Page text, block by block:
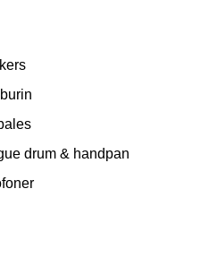
drum & handpan